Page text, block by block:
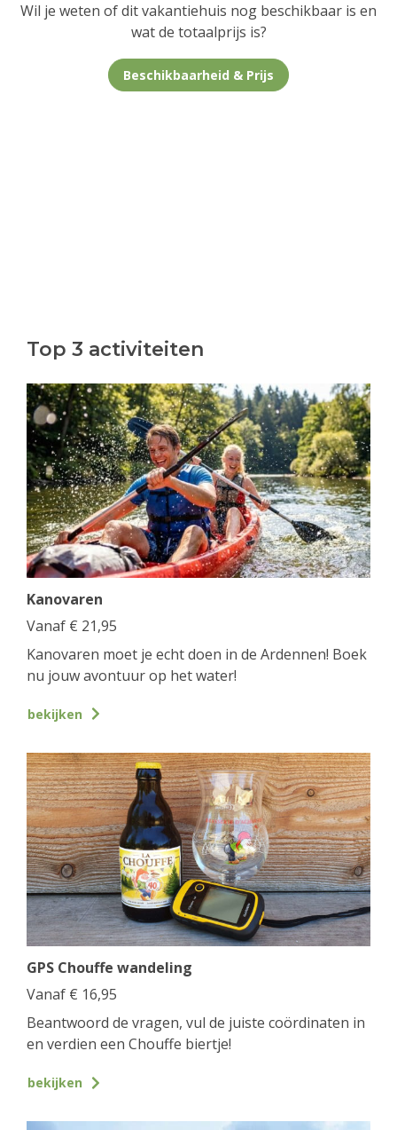
Wil je weten of dit vakantiehuis nog beschikbaar is en
wat de totaalprijs is?
Beschikbaarheid & Prijs
Top 3 activiteiten
Kanovaren
Vanaf € 21,95
Kanovaren moet je echt doen in de Ardennen! Boek
nu jouw avontuur op het water!
bekijken
GPS Chouffe wandeling
Vanaf € 16,95
Beantwoord de vragen, vul de juiste coördinaten in
en verdien een Chouffe biertje!
bekijken